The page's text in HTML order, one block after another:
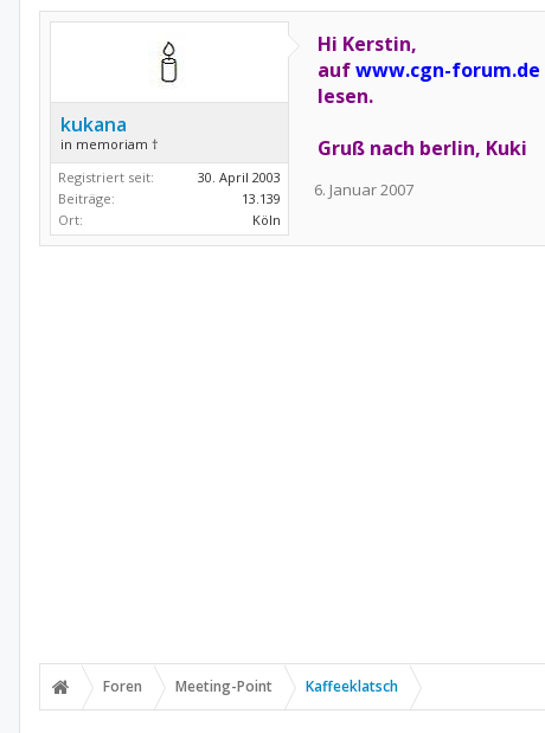
kukana
in memoriam †
Registriert seit:
30. April 2003
Beiträge:
13.139
Ort:
Köln
Hi Kerstin,
aufwww.cgn-forum.de
lesen.
Gruß nach berlin, Kuki
6. Januar 2007
Foren Meeting-Point Kaffeeklatsch